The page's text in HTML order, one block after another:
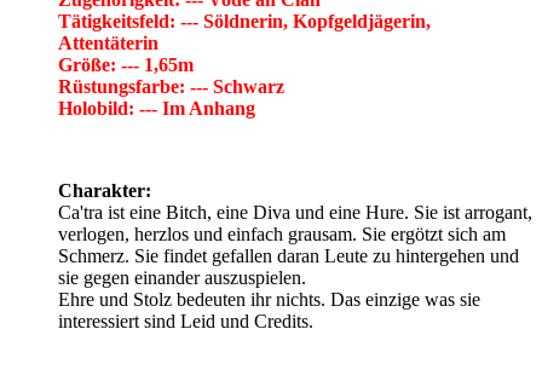
Tätigkeitsfeld: --- Söldnerin, Kopfgeldjägerin,
Attentäterin
Größe: --- 1,65m
Rüstungsfarbe: --- Schwarz
Holobild: --- Im Anhang
Charakter:
Ca'tra ist eine Bitch, eine Diva und eine Hure. Sie ist arrogant,
verlogen, herzlos und einfach grausam. Sie ergötzt sich am
Schmerz. Sie findet gefallen daran Leute zu hintergehen und
sie gegen einander auszuspielen.
Ehre und Stolz bedeuten ihr nichts. Das einzige was sie
interessiert sind Leid und Credits.